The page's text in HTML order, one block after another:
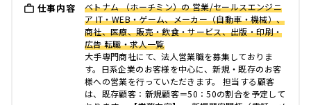
仕事内容
ベトナム （ホーチミン）の 営業/セールスエンジニ
ア IT・WEB・ゲーム、メーカー（自動車・機械）、
商社、医療、販売・飲食・サービス、出版・印刷・
広告 転職・求人一覧
大手専門商社にて、法人営業職を募集しておりま
す。日系企業のお客様を中心に、新規・既存のお客
様への営業を行っていただきます。 担当する顧客
は、既存顧客：新規顧客＝50：50の割合を予定して